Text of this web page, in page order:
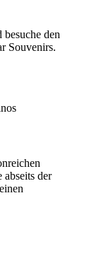
den
Souvenirs.
abseits der